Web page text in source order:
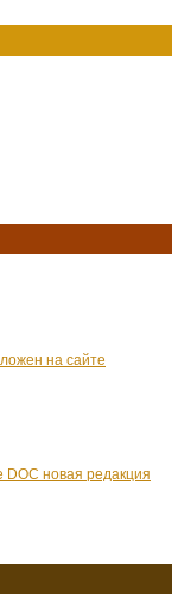
на сайте
DOC новая редакция